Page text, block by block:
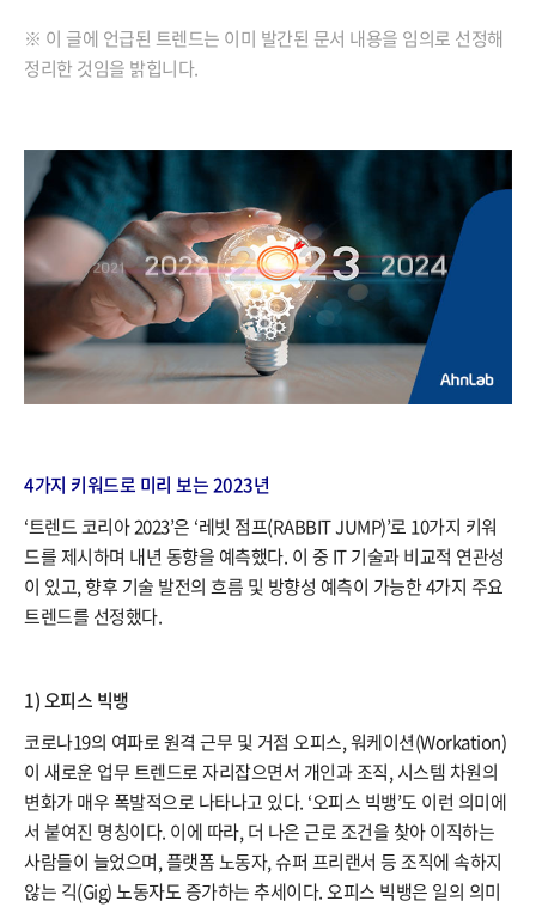
※ 이 글에 언급된 트렌드는 이미 발간된 문서 내용을 임의로 선정해
정리한 것임을 밝힙니다.
4가지 키워드로 미리 보는 2023년
‘트렌드 코리아 2023’은 ‘레빗 점프(RABBIT JUMP)’로 10가지 키워
드를 제시하며 내년 동향을 예측했다. 이 중 IT 기술과 비교적 연관성
이 있고, 향후 기술 발전의 흐름 및 방향성 예측이 가능한 4가지 주요
트렌드를 선정했다.
1) 오피스 빅뱅​
코로나19의 여파로 원격 근무 및 거점 오피스, 워케이션(Workation)
이 새로운 업무 트렌드로 자리잡으면서 개인과 조직, 시스템 차원의
변화가 매우 폭발적으로 나타나고 있다. ‘오피스 빅뱅’도 이런 의미에
서 붙여진 명칭이다. 이에 따라, 더 나은 근로 조건을 찾아 이직하는
사람들이 늘었으며, 플랫폼 노동자, 슈퍼 프리랜서 등 조직에 속하지
않는 긱(Gig) 노동자도 증가하는 추세이다. 오피스 빅뱅은 일의 의미